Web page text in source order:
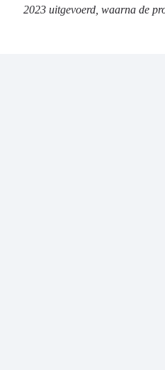
2023 uitgevoerd, waarna de